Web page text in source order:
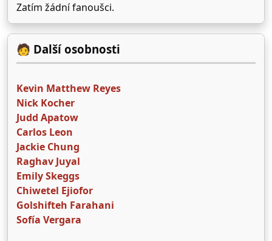
Zatím žádní fanoušci.
🧑 Další osobnosti
Kevin Matthew Reyes
Nick Kocher
Judd Apatow
Carlos Leon
Jackie Chung
Raghav Juyal
Emily Skeggs
Chiwetel Ejiofor
Golshifteh Farahani
Sofía Vergara